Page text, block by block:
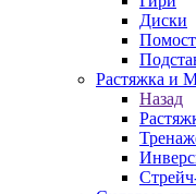
Диски
Растяжка и
Назад